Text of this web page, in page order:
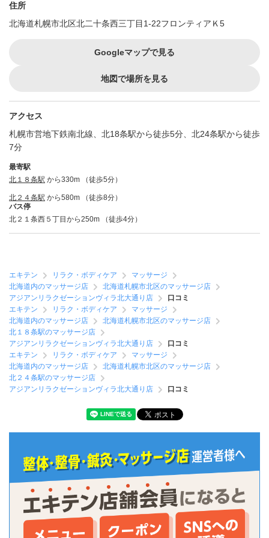
住所
北海道札幌市北区北二十条西三丁目1-22フロンティアＫ5
Googleマップで見る
地図で場所を見る
アクセス
札幌市営地下鉄南北線、北18条駅から徒歩5分、北24条駅から徒歩
7分
最寄駅
北１８条駅 から330m （徒歩5分）
北２４条駅 から580m （徒歩8分）
バス停
北２１条西５丁目から250m （徒歩4分）
エキテン リラク・ボディケア
マッサージ
北海道内のマッサージ店
北海道札幌市北区のマッサージ店
アジアンリラクゼーションヴィラ北大通り店
口コミ
エキテン
リラク・ボディケア
マッサージ
北海道内のマッサージ店
北海道札幌市北区のマッサージ店
北１８条駅のマッサージ店
アジアンリラクゼーションヴィラ北大通り店
口コミ
エキテン
リラク・ボディケア
マッサージ
北海道内のマッサージ店
北海道札幌市北区のマッサージ店
北２４条駅のマッサージ店
アジアンリラクゼーションヴィラ北大通り店
口コミ